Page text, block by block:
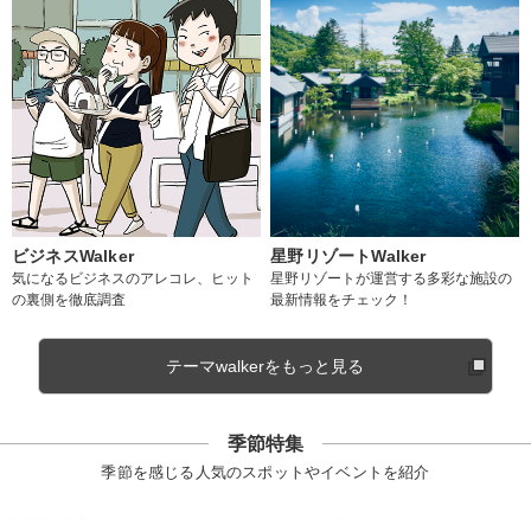
ビジネスWalker
気になるビジネスのアレコレ、ヒット
の裏側を徹底調査
星野リゾートWalker
星野リゾートが運営する多彩な施設の
最新情報をチェック！
テーマwalkerをもっと見る
季節特集
季節を感じる人気のスポットやイベントを紹介